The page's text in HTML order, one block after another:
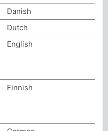
Danish
Dutch
English
Finnish